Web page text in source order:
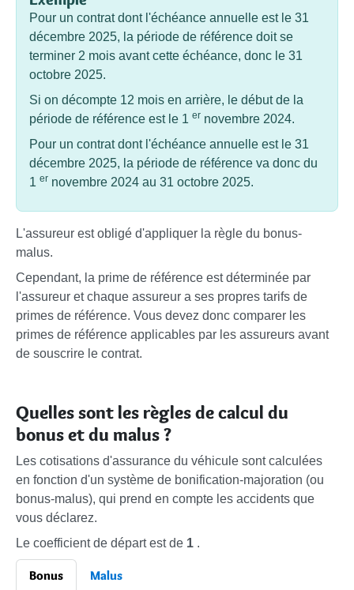
Pour un contrat dont l'échéance annuelle est le 31
décembre 2025, la période de référence doit se
terminer 2 mois avant cette échéance, donc le 31
octobre 2025.
Si on décompte 12 mois en arrière, le début de la
période de référence est le 1 er novembre 2024.
Pour un contrat dont l'échéance annuelle est le 31
décembre 2025, la période de référence va donc du
1 er novembre 2024 au 31 octobre 2025.
L'assureur est obligé d'appliquer la règle du bonus-
malus.
Cependant, la prime de référence est déterminée par
l'assureur et chaque assureur a ses propres tarifs de
primes de référence. Vous devez donc comparer les
primes de référence applicables par les assureurs avant
de souscrire le contrat.
Quelles sont les règles de calcul du
bonus et du malus ?
Les cotisations d'assurance du véhicule sont calculées
en fonction d'un système de bonification-majoration (ou
bonus-malus), qui prend en compte les accidents que
vous déclarez.
Le coefficient de départ est de 1 .
Bonus Malus